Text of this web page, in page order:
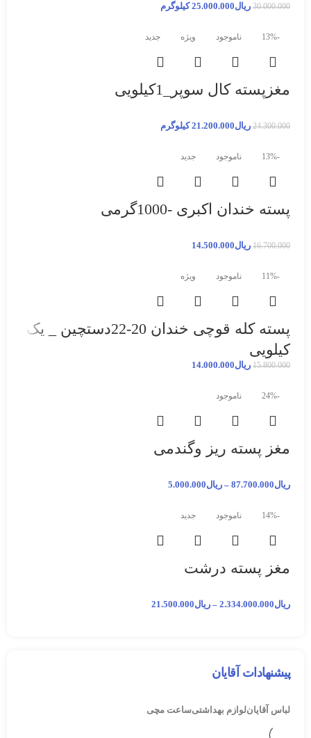
30.000.000 ریال25.000.000 کیلوگرم
-13% ناموجود ویژه جدید
مغزپسته کال سوپر_1کیلویی
24.300.000 ریال21.200.000 کیلوگرم
-13% ناموجود جدید
پسته خندان اکبری -1000گرمی
16.700.000 ریال14.500.000
-11% ناموجود ویژه
پسته کله قوچی خندان 20-22دستچین _ یک
کیلویی
15.800.000 ریال14.000.000
-24% ناموجود
مغز پسته ریز وگندمی
ریال87.700.000
– ریال5.000.000
-14% ناموجود جدید
مغز پسته درشت
ریال2.334.000.000
– ریال21.500.000
پیشنهادات آقایان
لباس آقایانلوازم بهداشتیساعت مچی